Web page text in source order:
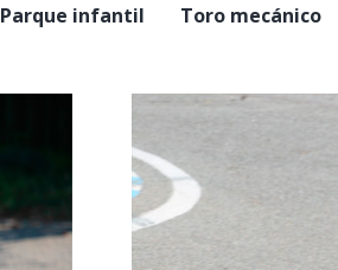
Parque infantil Toro mecánico